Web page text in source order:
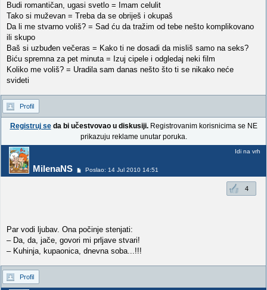
Budi romantičan, ugasi svetlo = Imam celulit
Tako si muževan = Treba da se obriješ i okupaš
Da li me stvarno voliš? = Sad ću da tražim od tebe nešto komplikovano
ili skupo
Baš si uzbuđen večeras = Kako ti ne dosadi da misliš samo na seks?
Biću spremna za pet minuta = Izuj cipele i odgledaj neki film
Koliko me voliš? = Uradila sam danas nešto što ti se nikako neće
svideti
Profil
Registruj seda bi učestvovao u diskusiji.Registrovanim korisnicima se NE
prikazuju reklame unutar poruka.
MilenaNS Poslao: 14 Jul 2010 14:51
Idi na vrh
4
Par vodi ljubav. Ona počinje stenjati:
– Da, da, jače, govori mi prljave stvari!
– Kuhinja, kupaonica, dnevna soba...!!!
Profil